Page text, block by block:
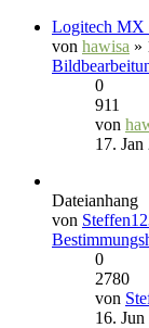
Logitech MX
von hawisa »
0
911
von
17.
Dateianhang
von
0
2780
von
16.